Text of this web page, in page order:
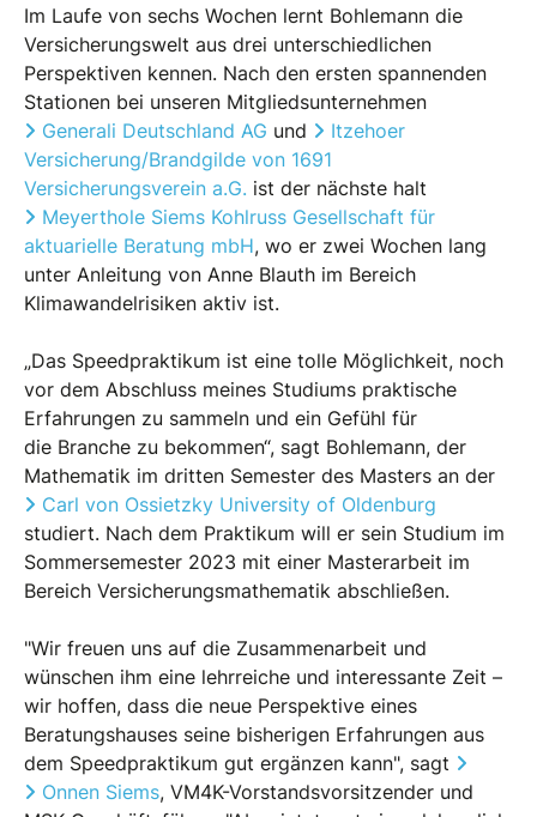
Im Laufe von sechs Wochen lernt Bohlemann die
Versicherungswelt aus drei unterschiedlichen
Perspektiven kennen. Nach den ersten spannenden
Stationen bei unseren Mitgliedsunternehmen
Generali Deutschland AG und
Itzehoer
Versicherung/Brandgilde von 1691
Versicherungsverein a.G. ist der nächste halt
Meyerthole Siems Kohlruss Gesellschaft für
aktuarielle Beratung mbH, wo er zwei Wochen lang
unter Anleitung von Anne Blauth im Bereich
Klimawandelrisiken aktiv ist.
„Das Speedpraktikum ist eine tolle Möglichkeit, noch
vor dem Abschluss meines Studiums praktische
Erfahrungen zu sammeln und ein Gefühl für
die Branche zu bekommen“, sagt Bohlemann, der
Mathematik im dritten Semester des Masters an der
Carl von Ossietzky University of Oldenburg
studiert. Nach dem Praktikum will er sein Studium im
Sommersemester 2023 mit einer Masterarbeit im
Bereich Versicherungsmathematik abschließen.
"Wir freuen uns auf die Zusammenarbeit und
wünschen ihm eine lehrreiche und interessante Zeit –
wir hoffen, dass die neue Perspektive eines
Beratungshauses seine bisherigen Erfahrungen aus
dem Speedpraktikum gut ergänzen kann", sagt
Onnen Siems, VM4K-Vorstandsvorsitzender und